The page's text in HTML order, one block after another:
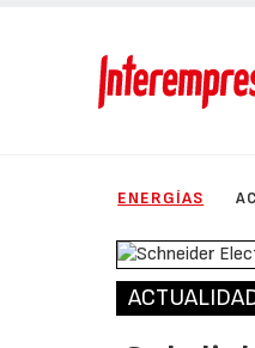
ENERGÍAS